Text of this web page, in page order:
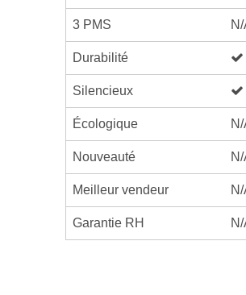
3 PMS
Durabilité
Silencieux
Écologique
Nouveauté
Meilleur vendeur
Garantie RH